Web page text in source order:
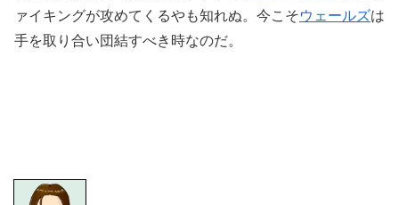
ァイキングが攻めてくるやも知れぬ。今こそウェールズは
手を取り合い団結すべき時なのだ。